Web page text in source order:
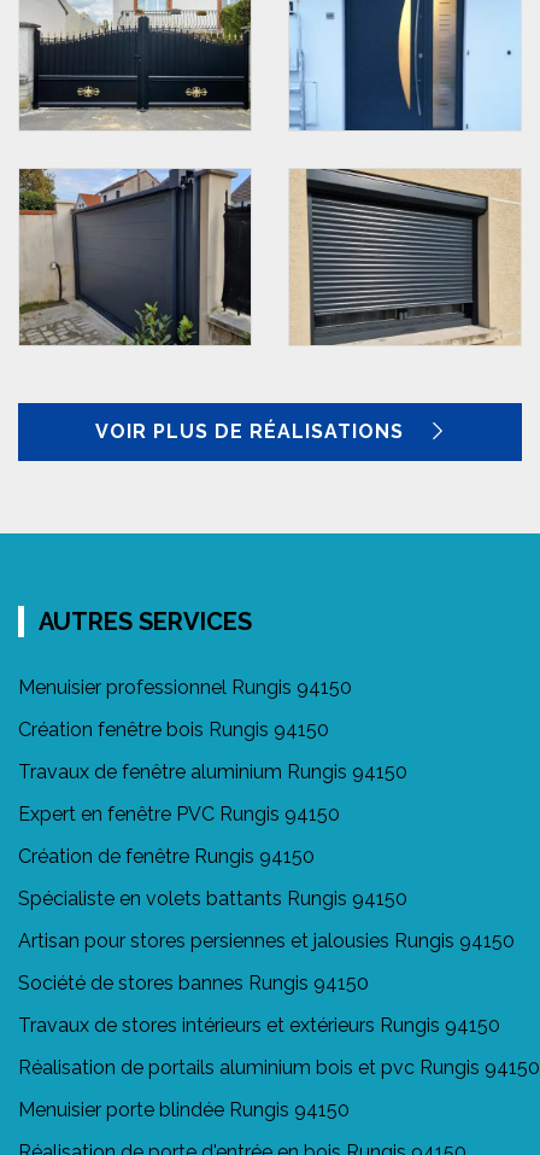
VOIR PLUS DE RÉALISATIONS
AUTRES SERVICES
Menuisier professionnel Rungis 94150
Création fenêtre bois Rungis 94150
Travaux de fenêtre aluminium Rungis 94150
Expert en fenêtre PVC Rungis 94150
Création de fenêtre Rungis 94150
Spécialiste en volets battants Rungis 94150
Artisan pour stores persiennes et jalousies Rungis 94150
Société de stores bannes Rungis 94150
Travaux de stores intérieurs et extérieurs Rungis 94150
Réalisation de portails aluminium bois et pvc Rungis 94150
Menuisier porte blindée Rungis 94150